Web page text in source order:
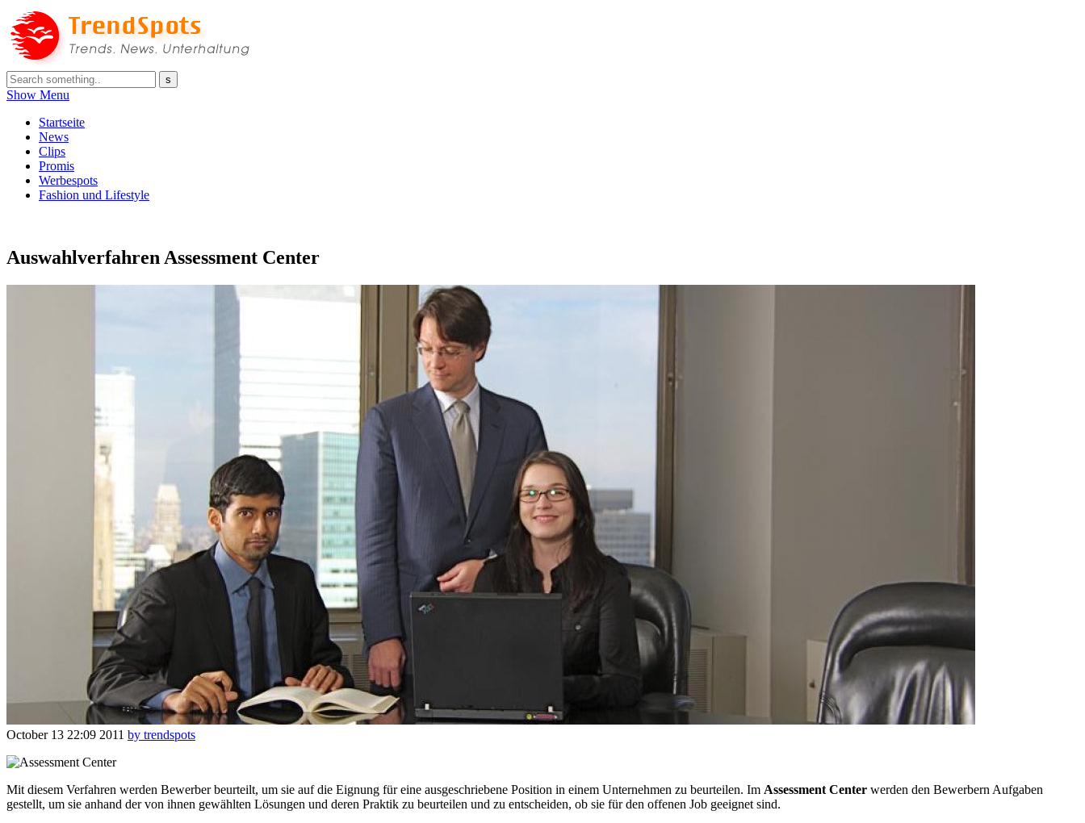
Show Menu
Startseite
News
Clips
Promis
Werbespots
Fashion und Lifestyle
Auswahlverfahren Assessment Center
October 13 22:09 2011 by trendspots
Mit diesem Verfahren werden Bewerber beurteilt, um sie auf die Eignung für eine ausgeschriebene Position in einem Unternehmen zu beurteilen. Im Assessment Center werden den Bewerbern Aufgaben
gestellt, um sie anhand der von ihnen gewählten Lösungen und deren Praktik zu beurteilen und zu entscheiden, ob sie für den offenen Job geeignet sind.